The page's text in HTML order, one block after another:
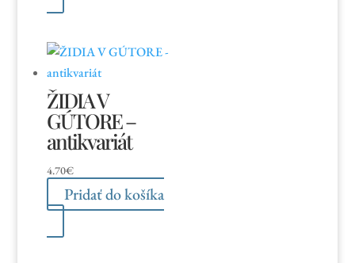
ŽIDIA V
GÚTORE –
antikvariát
4.70€
Pridať do košíka